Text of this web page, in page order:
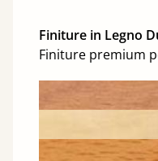
Finiture in Legno
Finiture premium